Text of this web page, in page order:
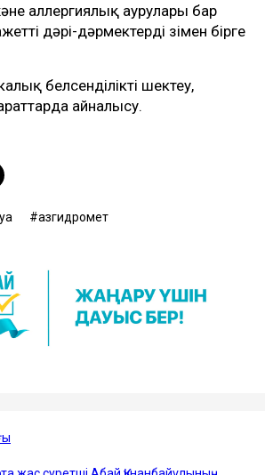
аллергиялық аурулары бар
дәрі-дәрмектерді өзімен бірге
белсенділікті шектеу,
айналысу.
Қазгидромет